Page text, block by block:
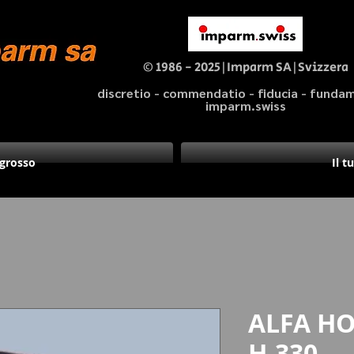
© 1986 - 2025|Imparm SA|Svizzera
discretio - commendatio - fiducia -
imparm.swiss
Il
ALFA